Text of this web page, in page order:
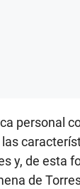
personal
y, de esta
de